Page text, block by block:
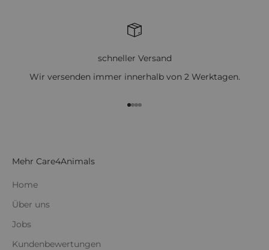
schneller Versand
Wir versenden immer innerhalb von 2 Werktagen.
Gehe zu Element 1
Gehe zu Element 2
Gehe zu Element 3
Gehe zu Element 4
Mehr Care4Animals
Home
Über uns
Jobs
Kundenbewertungen